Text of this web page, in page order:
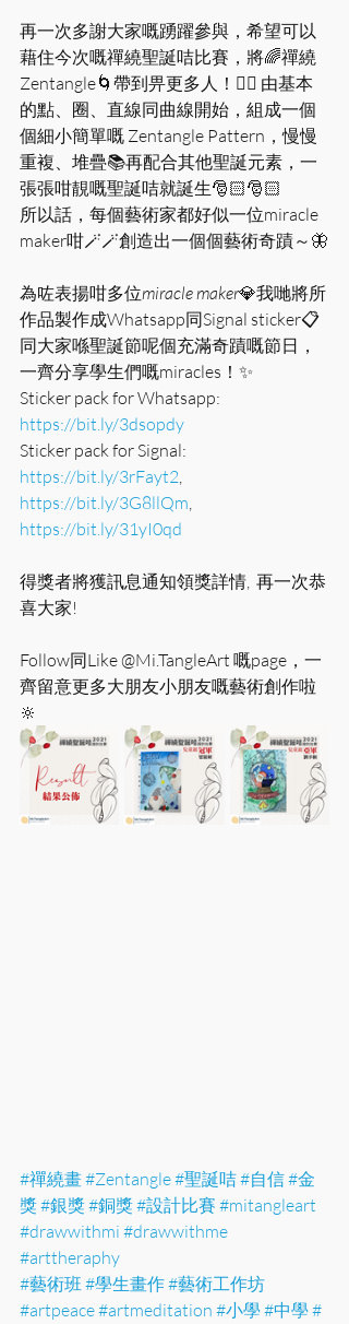
再一次多謝大家嘅踴躍參與，希望可以
藉住今次嘅禪繞聖誕咭比賽，將🌈禪繞
Zentangle🌀帶到畀更多人！❤️‍🔥 由基本
的點、圈、直線同曲線開始，組成一個
個細小簡單嘅 Zentangle Pattern，慢慢
重複、堆疊📚再配合其他聖誕元素，一
張張咁靚嘅聖誕咭就誕生🎅🏻🎅🏻
所以話，每個藝術家都好似一位miracle
maker咁🪄🪄創造出一個個藝術奇蹟～🦋
為咗表揚咁多位miracle maker💎我哋將所
作品製作成Whatsapp同Signal sticker📋
同大家喺聖誕節呢個充滿奇蹟嘅節日，
一齊分享學生們嘅miracles！✨
Sticker pack for Whatsapp:
https://bit.ly/3dsopdy
Sticker pack for Signal:
https://bit.ly/3rFayt2,
https://bit.ly/3G8llQm,
https://bit.ly/31yI0qd
得獎者將獲訊息通知領獎詳情,  再一次恭
喜大家!
Follow同Like @Mi.TangleArt 嘅page，一
齊留意更多大朋友小朋友嘅藝術創作啦
🔆
#禪繞畫#Zentangle#聖誕咭#自信#金
獎#銀獎#銅獎#設計比賽 #mitangleart
#drawwithmi #drawwithme
#arttheraphy
#藝術班#學生畫作#藝術工作坊
#artpeace#artmeditation #小學#中學#